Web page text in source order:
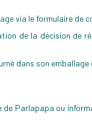
via le formulaire de
de la décision de
dans son emballage
Parlapapa ou